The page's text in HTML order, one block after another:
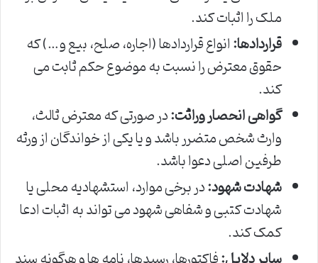
ملک را اثبات کند.
قراردادها:انواع قراردادها (اجاره، صلح، بیع و…) که
حقوق معترض را نسبت به موضوع حکم ثابت می
کند.
گواهی انحصار وراثت:در صورتی که معترض ثالث،
وارث شخص متضرر باشد و یا یکی از خواندگان از ورثه
طرفین اصلی دعوا باشد.
شهادت شهود:در برخی موارد، استشهادیه محلی یا
شهادت کتبی و شفاهی شهود می تواند به اثبات ادعا
کمک کند.